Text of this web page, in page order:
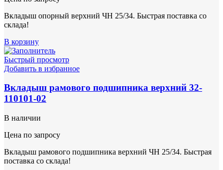
Вкладыш опорный верхний ЧН 25/34. Быстрая поставка со
склада!
В корзину
Быстрый просмотр
Добавить в избранное
Вкладыш рамового подшипника верхний 32-
110101-02
В наличии
Цена по запросу
Вкладыш рамового подшипника верхний ЧН 25/34. Быстрая
поставка со склада!